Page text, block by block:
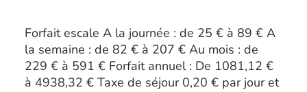
Forfait escale A la journée : de 25 € à 89 € A
la semaine : de 82 € à 207 € Au mois : de
229 € à 591 € Forfait annuel : De 1081,12 €
à 4938,32 € Taxe de séjour 0,20 € par jour et